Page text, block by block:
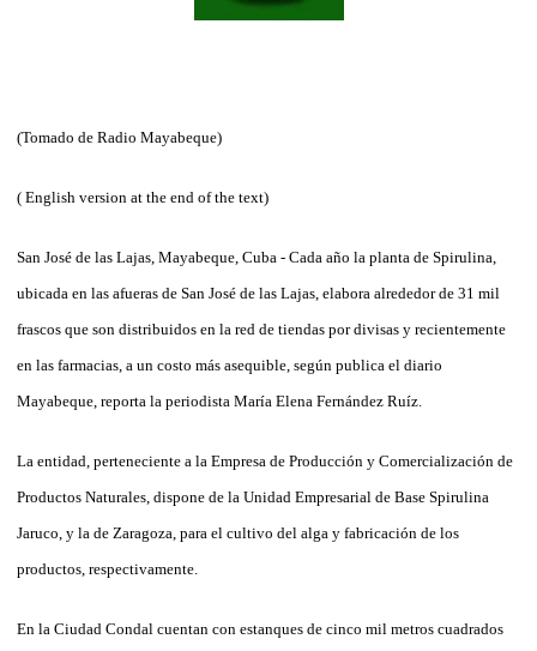
(Tomado de Radio Mayabeque)
( English version at the end of the text)
San José de las Lajas, Mayabeque, Cuba - Cada año la planta de Spirulina,
ubicada en las afueras de San José de las Lajas, elabora alrededor de 31 mil
frascos que son distribuidos en la red de tiendas por divisas y recientemente
en las farmacias, a un costo más asequible, según publica el diario
Mayabeque, reporta la periodista María Elena Fernández Ruíz.
La entidad, perteneciente a la Empresa de Producción y Comercialización de
Productos Naturales, dispone de la Unidad Empresarial de Base Spirulina
Jaruco, y la de Zaragoza, para el cultivo del alga y fabricación de los
productos, respectivamente.
En la Ciudad Condal cuentan con estanques de cinco mil metros cuadrados